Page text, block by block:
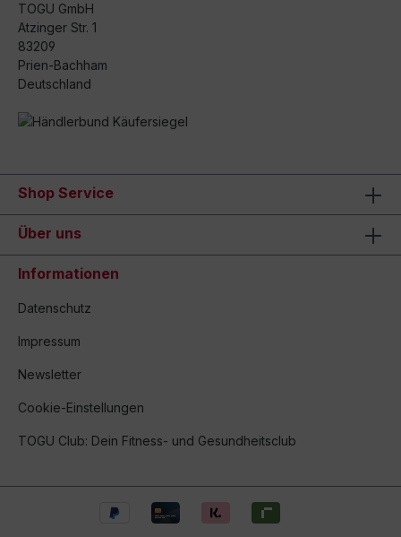
TOGU GmbH
Atzinger Str. 1
83209
Prien-Bachham
Deutschland
Shop Service
Über uns
Informationen
Datenschutz
Impressum
Newsletter
Cookie-Einstellungen
TOGU Club: Dein Fitness- und Gesundheitsclub